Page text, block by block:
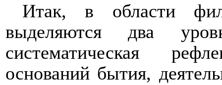
Итак, в области
выделяются два
систематическая
оснований бытия,